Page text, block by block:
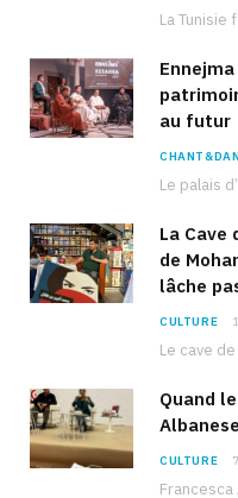
au futur
La Cave
de
lâche
CULTURE
Quand
Albanese
CULTURE